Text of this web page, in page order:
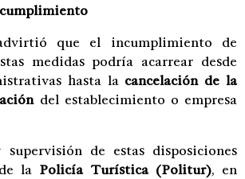
que el incumplimiento de
medidas podría acarrear desde
hasta la cancelación de la
del establecimiento o empresa
de estas disposiciones
la Policía Turística (Politur), en